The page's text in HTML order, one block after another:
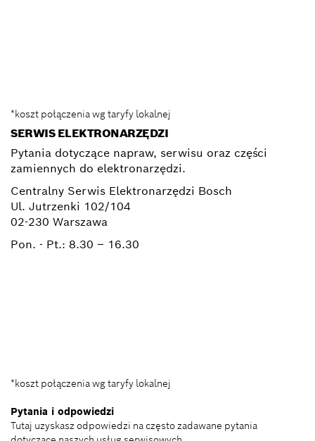
*koszt połączenia wg taryfy lokalnej
SERWIS ELEKTRONARZĘDZI
Pytania dotyczące napraw, serwisu oraz części
zamiennych do elektronarzędzi.
Centralny Serwis Elektronarzędzi Bosch
Ul. Jutrzenki 102/104
02-230 Warszawa
Pon. - Pt.: 8.30 – 16.30
*koszt połączenia wg taryfy lokalnej
Pytania i odpowiedzi
Tutaj uzyskasz odpowiedzi na często zadawane pytania